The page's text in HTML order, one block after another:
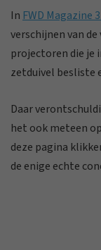
In FWD Magazine
verschijnen van
projectoren die je
zetduivel besliste
Daar
het ook meteen
deze pagina
de enige echte